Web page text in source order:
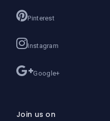
Pinterest
Instagram
Google+
Join us on